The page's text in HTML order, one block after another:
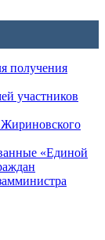
получения
участников
Жириновского
«Единой